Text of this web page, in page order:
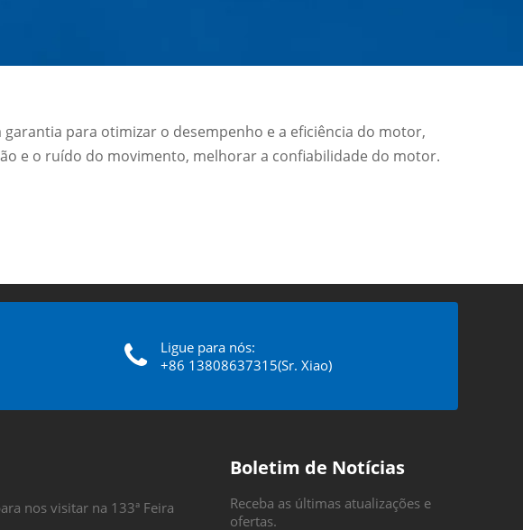
para otimizar o desempenho e a eficiência do motor,
e o ruído do movimento, melhorar a confiabilidade do motor.
Ligue para nós:
+86 13808637315(Sr. Xiao)
nos visitar na 133ª Feira
Boletim de Notícias
Receba as últimas atualizações e
ofertas.